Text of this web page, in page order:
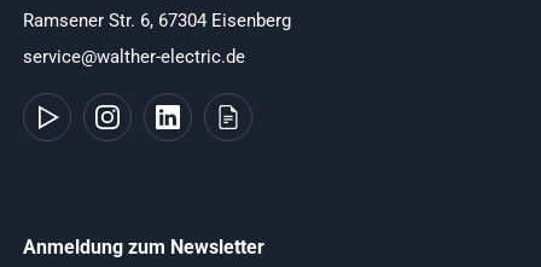
Ramsener Str. 6, 67304 Eisenberg
service@walther-electric.de
Anmeldung zum Newsletter